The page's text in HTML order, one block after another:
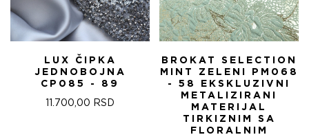
LUX ČIPKA
JEDNOBOJNA
CP085 - 89
11.700,00 RSD
BROKAT SELECTION
MINT ZELENI PM068
- 58 EKSKLUZIVNI
METALIZIRANI
MATERIJAL
TIRKIZNIM SA
FLORALNIM